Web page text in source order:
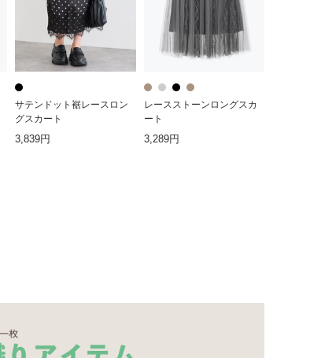
サテンドット裾レースロン
グスカート
3,839円
レースストーンロングスカ
ート
3,289円